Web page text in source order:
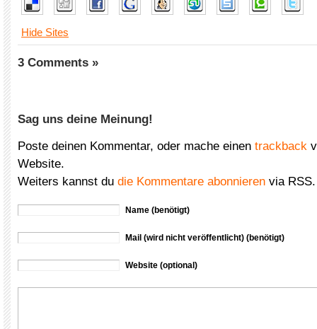
Hide Sites
3 Comments »
Sag uns deine Meinung!
Poste deinen Kommentar, oder mache einen trackback
Website.
Weiters kannst du die Kommentare abonnieren via RSS.
Name (benötigt)
Mail (wird nicht veröffentlicht) (benötigt)
Website (optional)